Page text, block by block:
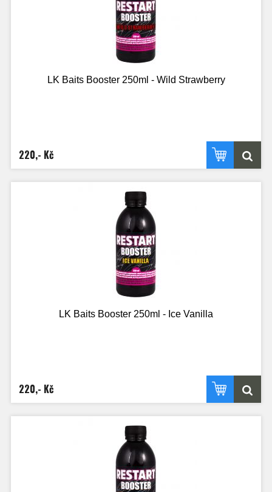
LK Baits Booster 250ml - Wild Strawberry
220,- Kč
LK Baits Booster 250ml - Ice Vanilla
220,- Kč